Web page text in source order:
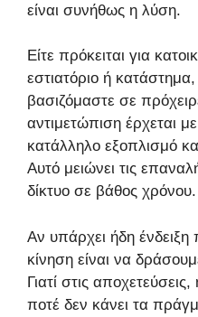
είναι συνήθως η λύση.
Είτε πρόκειται για
εστιατόριο ή
βασιζόμαστε σε
αντιμετώπιση έρχεται
κατάλληλο εξοπλισμό
Αυτό μειώνει τις
δίκτυο σε βάθος χρόνου.
Αν υπάρχει ήδη
κίνηση είναι να
Γιατί στις
ποτέ δεν κάνει τα